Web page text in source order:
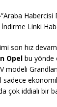
Habercisi
İndirme Linki
son hız
Opel bu yönde
modeli
sadece
çok iddialı bir